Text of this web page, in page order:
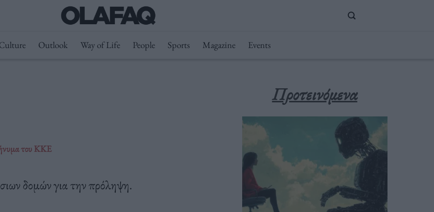
Outlook Way of Life People Sports Magazine Events
του ΚΚΕ
δομών για την πρόληψη.
Προτεινόμενα